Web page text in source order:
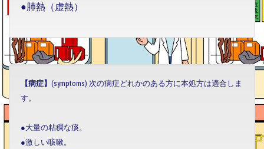
●肺熱（虚熱）
【病症】 (symptoms) 次の病症どれかのある方に本処方は適合しま
す。
●大量の粘稠な痰。
●激しい咳嗽。